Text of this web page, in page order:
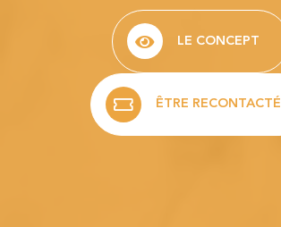
LE CONCEPT
ÊTRE RECONTACTÉ